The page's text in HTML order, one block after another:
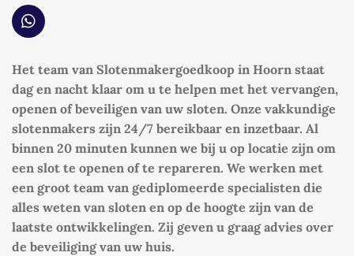
W
h
t
s
A
p
p
Het team van Slotenmakergoedkoop in Hoorn staat
dag en nacht klaar om u te helpen met het vervangen,
openen of beveiligen van uw sloten. Onze vakkundige
slotenmakers zijn 24/7 bereikbaar en inzetbaar. Al
binnen 20 minuten kunnen we bij u op locatie zijn om
een slot te openen of te repareren. We werken met
een groot team van gediplomeerde specialisten die
alles weten van sloten en op de hoogte zijn van de
laatste ontwikkelingen. Zij geven u graag advies over
de beveiliging van uw huis.